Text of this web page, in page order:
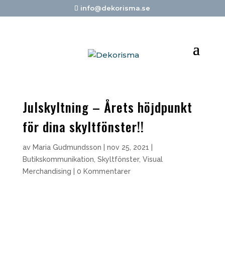
info@dekorisma.se
Julskyltning – Årets höjdpunkt
för dina skyltfönster!!
av Maria Gudmundsson nov 25, 2021
Butikskommunikation Skyltfönster, Visual
Merchandising
0 Kommentarer